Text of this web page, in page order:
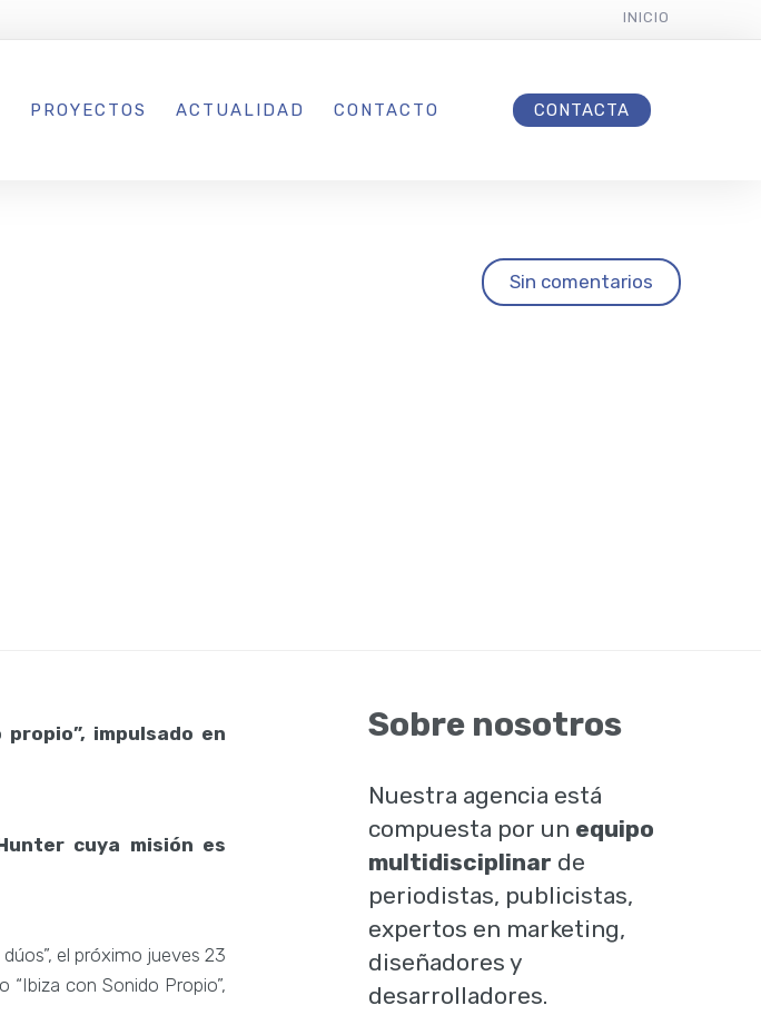
INICIO
PROYECTOS ACTUALIDAD CONTACTO CONTACTA
Sin comentarios
impulsado en
cuya misión es
el próximo jueves 23
con Sonido Propio”,
Sobre nosotros
Nuestra agencia está
compuesta por un equipo
multidisciplinar de
periodistas, publicistas,
expertos en marketing,
diseñadores y
desarrolladores.